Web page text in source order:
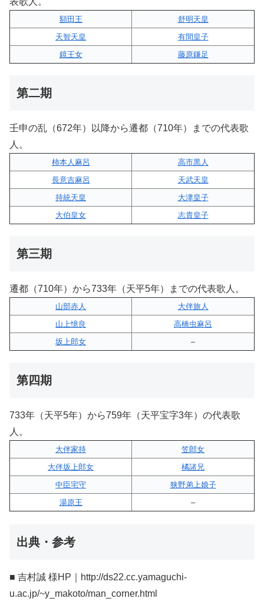
額田王
舒明天皇
天智天皇
有間皇子
鏡王女
藤原鎌足
第二期
壬申の乱（672年）以降から遷都（710年）までの代表歌
人。
柿本人麻呂
高市黒人
長意吉麻呂
天武天皇
持統天皇
大津皇子
大伯皇女
志貴皇子
第三期
遷都（710年）から733年（天平5年）までの代表歌人。
山部赤人
大伴旅人
山上憶良
高橋虫麻呂
坂上郎女
–
第四期
733年（天平5年）から759年（天平宝字3年）の代表歌
人。
大伴家持
笠郎女
大伴坂上郎女
橘諸兄
中臣宅守
狭野弟上娘子
湯原王
–
出典・参考
■ 吉村誠 様HP｜http://ds22.cc.yamaguchi-
u.ac.jp/~y_makoto/man_corner.html